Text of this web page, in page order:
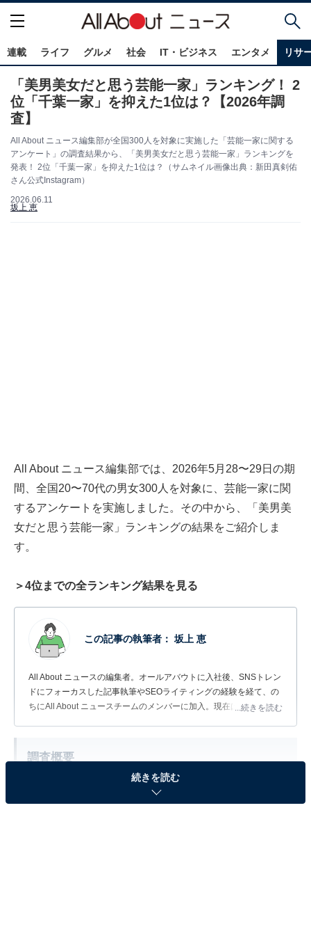
連載 ライフ グルメ 社会 IT・ビジネス エンタメ リサ
「美男美女だと思う芸能一家」ランキング！ 2
位「千葉一家」を抑えた1位は？【2026年調
査】
All About ニュース編集部が全国300人を対象に実施した「芸能一家に関する
アンケート」の調査結果から、「美男美女だと思う芸能一家」ランキングを
発表！ 2位「千葉一家」を抑えた1位は？（サムネイル画像出典：新田真剣佑
さん公式Instagram）
2026.06.11
坂上 恵
All About ニュース編集部では、2026年5月28〜29日の期
間、全国20〜70代の男女300人を対象に、芸能一家に関
するアンケートを実施しました。その中から、「美男美
女だと思う芸能一家」ランキングの結果をご紹介しま
す。
＞4位までの全ランキング結果を見る
この記事の執筆者： 坂上 恵
All About ニュースの編集者。オールアバウトに入社後、SNSトレン
ドにフォーカスした記事執筆やSEOライティングの経験を経て、の
ちにAll About ニュースチームのメンバーに加入。現在は旅行・カル
...続きを読む
調査概要
調査期間：2026年5月28〜29日
調査方法：インターネット調査
続きを読む